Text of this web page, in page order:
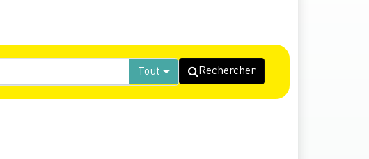
Tout Rechercher